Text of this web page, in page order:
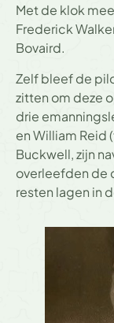
Met de klok
Frederick
Bovaird.
Zelf bleef de
zitten om deze
drie
en William Reid
Buckwell, zijn
overleefden de
resten lagen in